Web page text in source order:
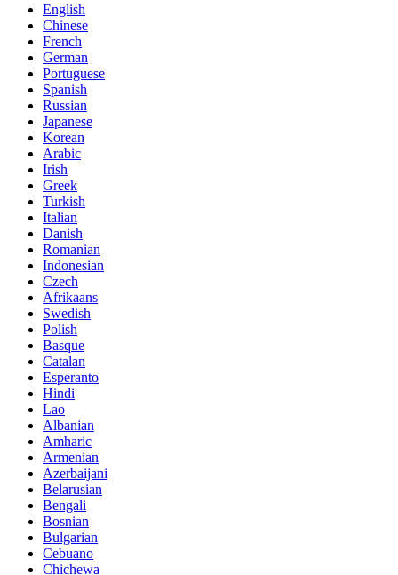
English
Chinese
French
German
Portuguese
Spanish
Russian
Japanese
Korean
Arabic
Irish
Greek
Turkish
Italian
Danish
Romanian
Indonesian
Czech
Afrikaans
Swedish
Polish
Basque
Catalan
Esperanto
Hindi
Lao
Albanian
Amharic
Armenian
Azerbaijani
Belarusian
Bengali
Bosnian
Bulgarian
Cebuano
Chichewa